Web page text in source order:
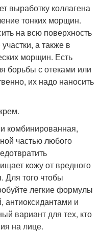
выработку коллагена
тонких морщин.
на всю поверхность
а также в
морщин. Есть
борьбы с отеками или
их надо наносить
комбинированная,
частью любого
кожу от вредного
Для того чтобы
легкие формулы
антиоксидантами и
вариант для тех, кто
на лице.